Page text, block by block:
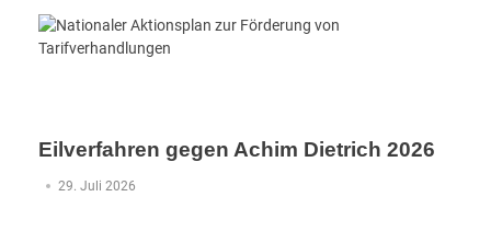
Eilverfahren gegen Achim Dietrich 2026
29. Juli 2026